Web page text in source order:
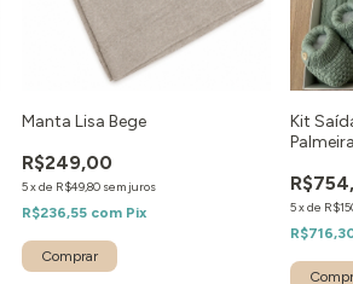
Manta Lisa Bege
R$249,00
5xde R$49,80 sem juros
R$236,55 com Pix
Kit
5xde